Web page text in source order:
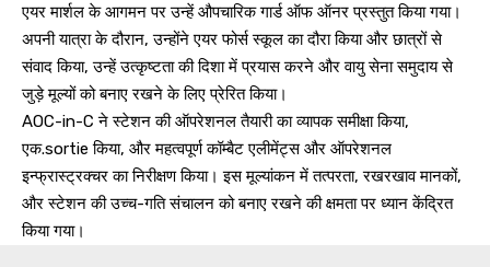
एयर मार्शल के आगमन पर उन्हें औपचारिक गार्ड ऑफ ऑनर प्रस्तुत किया गया।
अपनी यात्रा के दौरान, उन्होंने एयर फोर्स स्कूल का दौरा किया और छात्रों से
संवाद किया, उन्हें उत्कृष्टता की दिशा में प्रयास करने और वायु सेना समुदाय से
जुड़े मूल्यों को बनाए रखने के लिए प्रेरित किया।
AOC-in-C ने स्टेशन की ऑपरेशनल तैयारी का व्यापक समीक्षा किया,
एक.sortie किया, और महत्वपूर्ण कॉम्बैट एलीमेंट्स और ऑपरेशनल
इन्फ्रास्ट्रक्चर का निरीक्षण किया। इस मूल्यांकन में तत्परता, रखरखाव मानकों,
और स्टेशन की उच्च-गति संचालन को बनाए रखने की क्षमता पर ध्यान केंद्रित
किया गया।